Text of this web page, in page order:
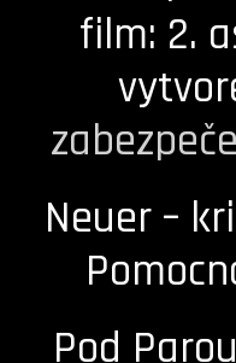
film: 2.
Neuer –
Pod